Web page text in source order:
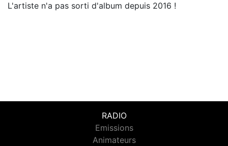
L'artiste n'a pas sorti d'album depuis 2016 !
RADIO
Emissions
Animateurs